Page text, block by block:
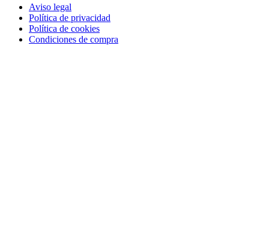
Aviso legal
Política de privacidad
Política de cookies
Condiciones de compra